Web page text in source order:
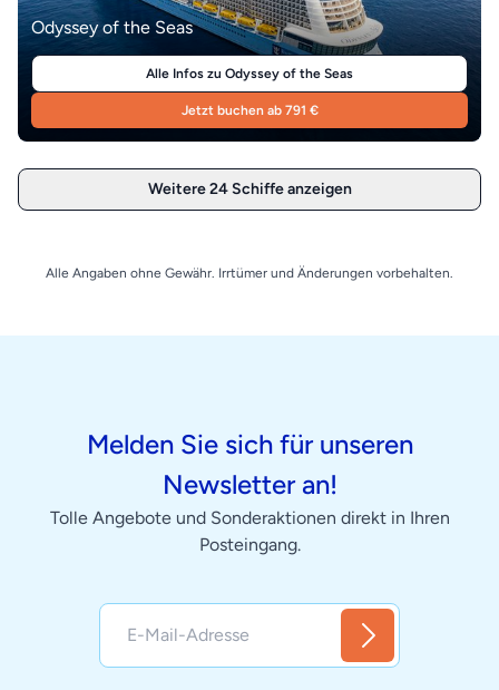
Odyssey of the Seas
Alle Infos zu Odyssey of the Seas
Jetzt buchen ab 791 €
Weitere 24 Schiffe anzeigen
Alle Angaben ohne Gewähr. Irrtümer und Änderungen vorbehalten.
Melden Sie sich für unseren
Newsletter an!
Tolle Angebote und Sonderaktionen direkt in Ihren
Posteingang.